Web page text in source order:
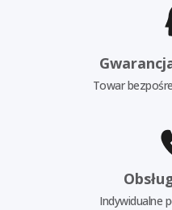
Towar
Indywidualne